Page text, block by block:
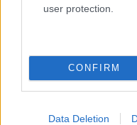
user protection.
CONFIRM
Data Deletion